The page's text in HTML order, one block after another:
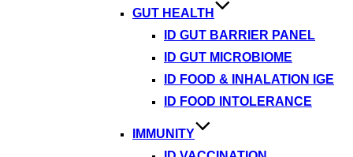
GUT HEALTH
ID GUT BARRIER PANEL
ID GUT MICROBIOME
ID FOOD & INHALATION IGE
ID FOOD INTOLERANCE
IMMUNITY